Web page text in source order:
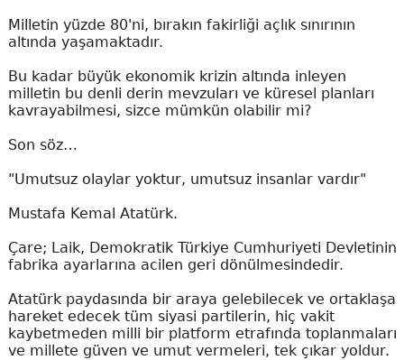
Milletin yüzde 80'ni, bırakın fakirliği açlık sınırının
altında yaşamaktadır.
Bu kadar büyük ekonomik krizin altında inleyen
milletin bu denli derin mevzuları ve küresel planları
kavrayabilmesi, sizce mümkün olabilir mi?
Son söz…
"Umutsuz olaylar yoktur, umutsuz insanlar vardır"
Mustafa Kemal Atatürk.
Çare; Laik, Demokratik Türkiye Cumhuriyeti Devletinin
fabrika ayarlarına acilen geri dönülmesindedir.
Atatürk paydasında bir araya gelebilecek ve ortaklaşa
hareket edecek tüm siyasi partilerin, hiç vakit
kaybetmeden milli bir platform etrafında toplanmaları
ve millete güven ve umut vermeleri, tek çıkar yoldur.